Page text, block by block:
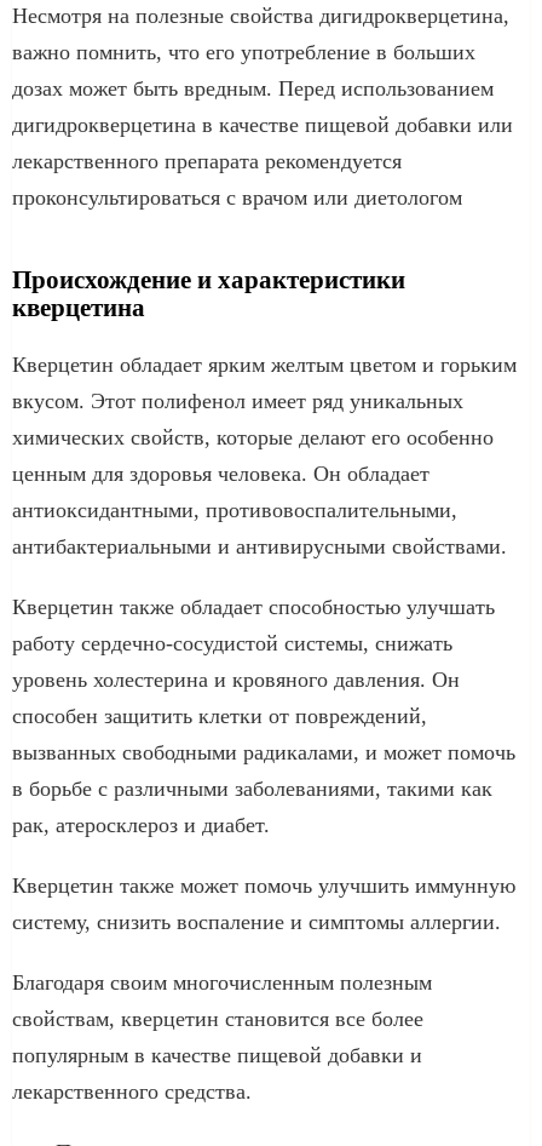
Несмотря на полезные свойства дигидрокверцетина,
важно помнить, что его употребление в больших
дозах может быть вредным. Перед использованием
дигидрокверцетина в качестве пищевой добавки или
лекарственного препарата рекомендуется
проконсультироваться с врачом или диетологом
Происхождение и характеристики
кверцетина
Кверцетин обладает ярким желтым цветом и горьким
вкусом. Этот полифенол имеет ряд уникальных
химических свойств, которые делают его особенно
ценным для здоровья человека. Он обладает
антиоксидантными, противовоспалительными,
антибактериальными и антивирусными свойствами.
Кверцетин также обладает способностью улучшать
работу сердечно-сосудистой системы, снижать
уровень холестерина и кровяного давления. Он
способен защитить клетки от повреждений,
вызванных свободными радикалами, и может помочь
в борьбе с различными заболеваниями, такими как
рак, атеросклероз и диабет.
Кверцетин также может помочь улучшить иммунную
систему, снизить воспаление и симптомы аллергии.
Благодаря своим многочисленным полезным
свойствам, кверцетин становится все более
популярным в качестве пищевой добавки и
лекарственного средства.